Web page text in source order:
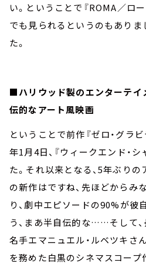
い。ということで『ROMA／ロ
でも見られるというのもありま
た。
■ハリウッド製のエンターテイ
伝的なアート風映画
ということで前作『ゼロ・グラ
年1月4日、『ウィークエンド・
た。それ以来となる、5年ぶり
の新作はですね、先ほどからみ
り、劇中エピソードの90%が彼
う、まあ半自伝的な……そして
名手エマニュエル・ルベツキさ
を務めた白黒のシネマスコープ